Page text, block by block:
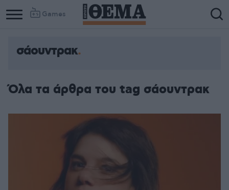
Games
σάουντρακ
Όλα τα άρθρα του tag σάουντρακ